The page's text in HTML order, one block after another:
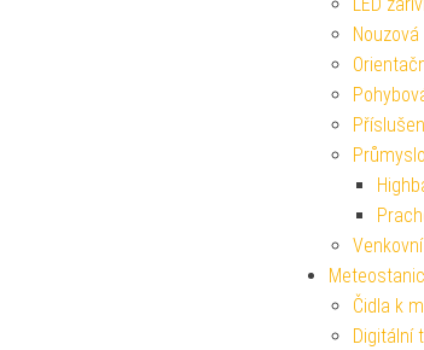
Čidla k
Digitální